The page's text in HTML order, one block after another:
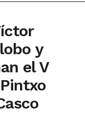
y
el V